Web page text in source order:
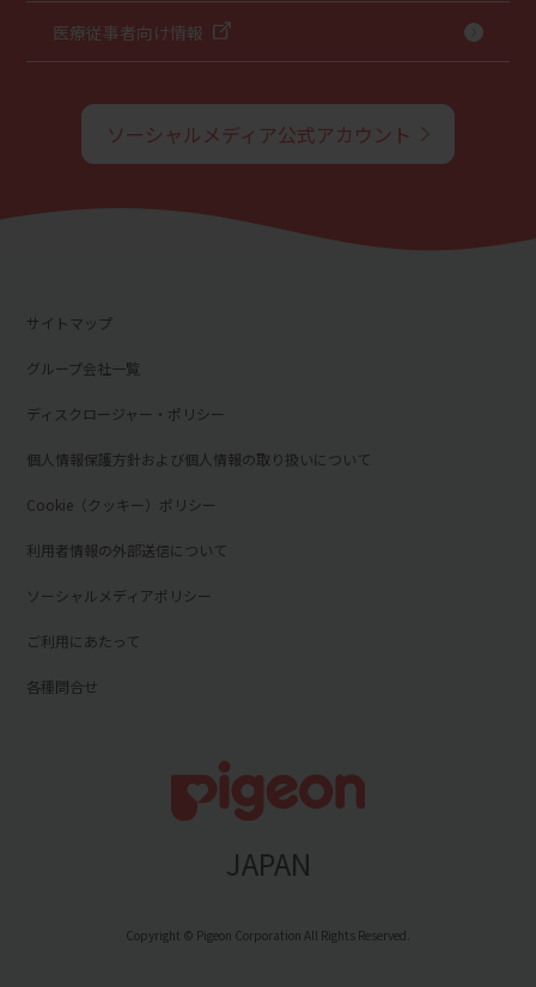
医療従事者向け情報
ソーシャルメディア公式アカウント
サイトマップ
グループ会社一覧
ディスクロージャー・ポリシー
個人情報保護方針および個人情報の取り扱いについて
Cookie（クッキー）ポリシー
利用者情報の外部送信について
ソーシャルメディアポリシー
ご利用にあたって
各種問合せ
JAPAN
Copyright © Pigeon Corporation All Rights Reserved.